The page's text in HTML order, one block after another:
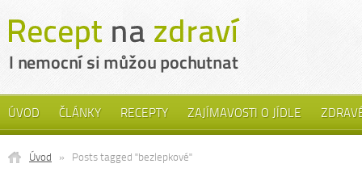
ÚVOD ČLÁNKY RECEPTY ZAJÍMAVOSTI O JÍDLE
Úvod » Posts tagged "bezlepkové"